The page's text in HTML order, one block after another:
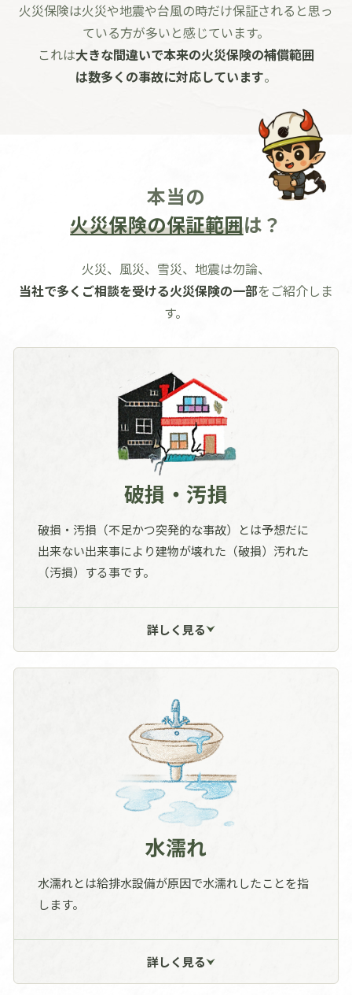
火災保険は火災や地震や台風の時だけ保証されると思っ
ている方が多いと感じています。
これは大きな間違いで本来の火災保険の補償範囲
は数多くの事故に対応しています。
本当の
火災保険の保証範囲は？
火災、風災、雪災、地震は勿論、
当社で多くご相談を受ける火災保険の一部をご紹介しま
す。
破損・汚損
破損・汚損（不足かつ突発的な事故）とは予想だに
出来ない出来事により建物が壊れた（破損）汚れた
（汚損）する事です。
ご主人が酔っ払いドアを蹴り飛ばしてしま
った。
カーペットが汚れた。
施工実績一覧へ
詳しく見る
水濡れ
水濡れとは給排水設備が原因で水濡れしたことを指
します。
トイレタンクから漏水してきたことにより
詳しく見る